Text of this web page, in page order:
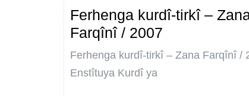
Ferhenga kurdî-tirkî – Zana
Farqînî / 2007
kurdî-
Ferhenga kurdî-tirkî – Zana Farqînî /
Enstîtuya Kurdî ya